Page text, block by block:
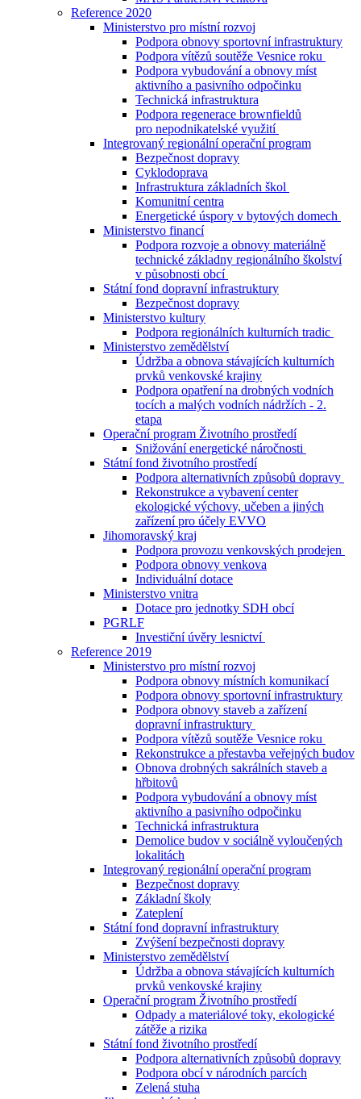
Reference 2020
Ministerstvo pro místní rozvoj
Podpora obnovy sportovní infrastruktury
Podpora vítězů soutěže Vesnice roku
Podpora vybudování a obnovy míst
aktivního a pasivního odpočinku
Technická infrastruktura
Podpora regenerace brownfieldů
pro nepodnikatelské využití
Integrovaný regionální operační program
Bezpečnost dopravy
Cyklodoprava
Infrastruktura základních škol
Komunitní centra
Energetické úspory v bytových domech
Ministerstvo financí
Podpora rozvoje a obnovy materiálně
technické základny regionálního školství
v působnosti obcí
Státní fond dopravní infrastruktury
Bezpečnost dopravy
Ministerstvo kultury
Podpora regionálních kulturních tradic
Ministerstvo zemědělství
Údržba a obnova stávajících kulturních
prvků venkovské krajiny
Podpora opatření na drobných vodních
tocích a malých vodních nádržích - 2.
etapa
Operační program Životního prostředí
Snižování energetické náročnosti
Státní fond životního prostředí
Podpora alternativních způsobů dopravy
Rekonstrukce a vybavení center
ekologické výchovy, učeben a jiných
zařízení pro účely EVVO
Jihomoravský kraj
Podpora provozu venkovských prodejen
Podpora obnovy venkova
Individuální dotace
Ministerstvo vnitra
Dotace pro jednotky SDH obcí
PGRLF
Investiční úvěry lesnictví
Reference 2019
Ministerstvo pro místní rozvoj
Podpora obnovy místních komunikací
Podpora obnovy sportovní infrastruktury
Podpora obnovy staveb a zařízení
dopravní infrastruktury
Podpora vítězů soutěže Vesnice roku
Rekonstrukce a přestavba veřejných budov
Obnova drobných sakrálních staveb a
hřbitovů
Podpora vybudování a obnovy míst
aktivního a pasivního odpočinku
Technická infrastruktura
Demolice budov v sociálně vyloučených
lokalitách
Integrovaný regionální operační program
Bezpečnost dopravy
Základní školy
Zateplení
Státní fond dopravní infrastruktury
Zvýšení bezpečnosti dopravy
Ministerstvo zemědělství
Údržba a obnova stávajících kulturních
prvků venkovské krajiny
Operační program Životního prostředí
Odpady a materiálové toky, ekologické
zátěže a rizika
Státní fond životního prostředí
Podpora alternativních způsobů dopravy
Podpora obcí v národních parcích
Zelená stuha